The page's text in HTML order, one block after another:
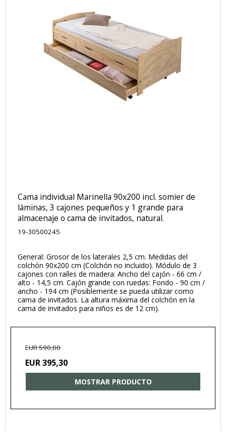
Cama individual Marinella 90x200 incl. somier de
láminas, 3 cajones pequeños y 1 grande para
almacenaje o cama de invitados, natural.
19-30500245
General: Grosor de los laterales 2,5 cm. Medidas del
colchón 90x200 cm (Colchón no incluido). Módulo de 3
cajones con raíles de madera: Ancho del cajón - 66 cm /
alto - 14,5 cm. Cajón grande con ruedas: Fondo - 90 cm /
ancho - 194 cm (Posiblemente se pueda utilizar como
cama de invitados. La altura máxima del colchón en la
cama de invitados para niños es de 12 cm).
EUR 590,00
EUR 395,30
MOSTRAR PRODUCTO